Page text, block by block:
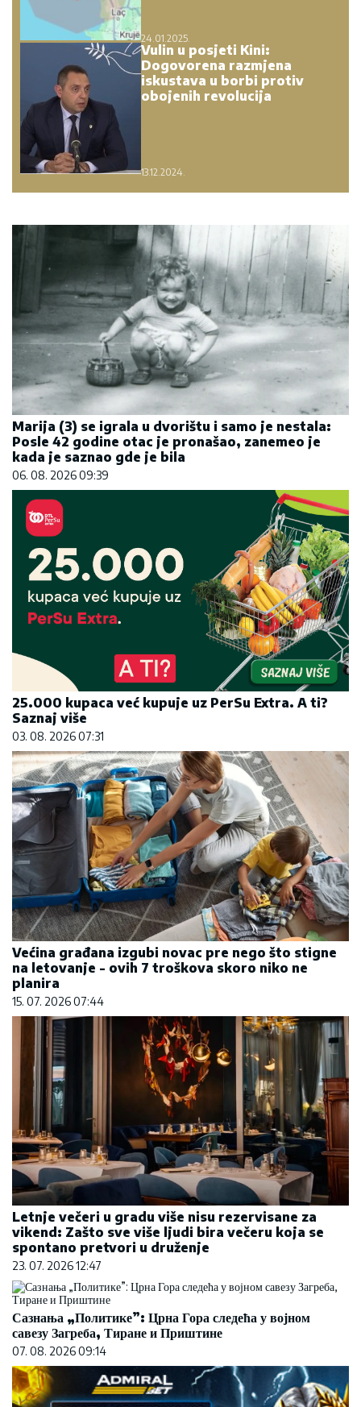
24.01.2025.
Vulin u posjeti Kini:
Dogovorena razmjena
iskustava u borbi protiv
obojenih revolucija
13.12.2024.
Marija (3) se igrala u dvorištu i samo je nestala:
Posle 42 godine otac je pronašao, zanemeo je
kada je saznao gde je bila
06. 08. 2026 09:39
25.000 kupaca već kupuje uz PerSu Extra. A ti?
Saznaj više
03. 08. 2026 07:31
Većina građana izgubi novac pre nego što stigne
na letovanje - ovih 7 troškova skoro niko ne
planira
15. 07. 2026 07:44
Letnje večeri u gradu više nisu rezervisane za
vikend: Zašto sve više ljudi bira večeru koja se
spontano pretvori u druženje
23. 07. 2026 12:47
Сазнања „Политике”: Црна Гора следећа у војном
савезу Загреба, Тиране и Приштине
07. 08. 2026 09:14